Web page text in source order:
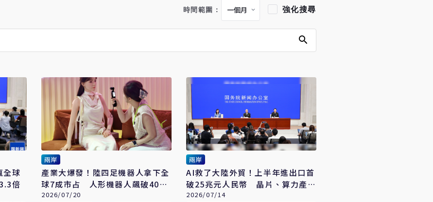
時間範圍： 強化搜尋
全球
倍
兩岸
產業大爆發！陸四足機器人拿下全
球7成市占 人形機器人飆破400
款
2026/07/20
兩岸
AI救了大陸外貿！上半年進出口首
破25兆元人民幣 晶片、算力產品
成出口新引擎
2026/07/14